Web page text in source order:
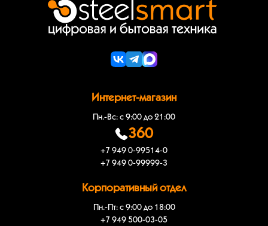
Интернет-магазин
Пн.-Вс: с 9:00 до 21:00
360
+7 949 0-99514-0
+7 949 0-99999-3
Корпоративный отдел
Пн.-Пт: с 9:00 до 18:00
+7 949 500-03-05